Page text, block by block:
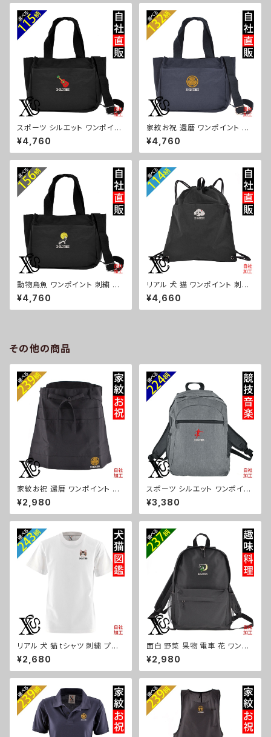
ザー パグ ビションフリーゼ ori-
a-bg181-b10-s
鳥獣戯画 富士山 パチンコ ori-
a-bg181-b09-s
スポーツ シルエット ワンポイン
ト 刺繍トート ショルダーバッグ
カジュアル 軽量 レディース メン
ズ 雑貨 グッズ 自社ブランド 柄
バスケ テニス 和太鼓 大相撲 or
i-a-bg181-b08-s
¥4,760
家紋お祝 還暦 ワンポイント 刺
繍トート ショルダーバッグ カジ
ュアル 軽量 レディース メンズ
雑貨 グッズ 自社ブランド 柄 丸
木瓜 蔦 桐 ロゴ スカル ori-a-b
g181-b07-s
¥4,760
動物鳥魚 ワンポイント 刺繍 ト
ート ショルダーバッグ カジュア
ル 軽量 レディース メンズ 雑貨
グッズ 自社ブランド 柄 馬 豚 魚
¥4,760
リアル 犬 猫 ワンポイント 刺繍
撥水 ナイロン ナップサック メン
ズ 大容量 ジム サブバッグ レデ
ィース 雑貨 グッズ 自社ブランド
¥4,660
その他の商品
家紋お祝 還暦 ワンポイント 刺
繍 ショート丈 エプロン レディー
ス オリジナル 腰巻 ギャルソン
サロン カフェ 撥水加工 無地 か
レゼント ギフト 母の日 父の日
自社ブランド 和柄 丸に 五瓜 桔
梗 巴 藤 羽 菱 唐花 木瓜 蔦 桐
ori-a-tao23-b07-s
¥2,980
スポーツ シルエット ワンポイン
ト 刺繍 シンプル デイパック メン
ズ レディース リュック ペットボ
トル 収納 雑貨 グッズ 自社ブラ
ッカー バスケ テニス 誕生日 ク
リスマス ori-a-bg130-b08-s
¥3,380
リアル 犬 猫 tシャツ 刺繍 プレ
ゼント 5.6oz オリジナル 半袖
Tシャツ メンズ ワンポイント ロ
ゴ おしゃれ 無地 カットソー 和
シュナウザー パグ フレンチブル
ドッグ X-CLOTHES 猫図鑑 犬
図鑑 ori-am-tst2-g10-s
¥2,680
面白 野菜 果物 電車 花 ワンポ
イント 刺繍 リュック おしゃれ 通
学 バックパック バッグ メンズ レ
ディース デイパック ジム オリジ
b09-s
¥2,980